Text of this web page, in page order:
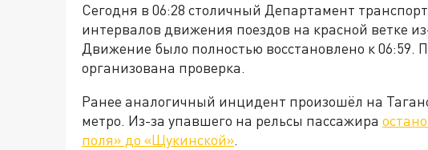
Сегодня в 06:28 столичный Департамент
интервалов движения поездов на красной ветке
Движение было полностью восстановлено к 06:59.
организована проверка.
Ранее аналогичный инцидент произошёл на
метро. Из-за упавшего на рельсы пассажира
поля» до «Щукинской».